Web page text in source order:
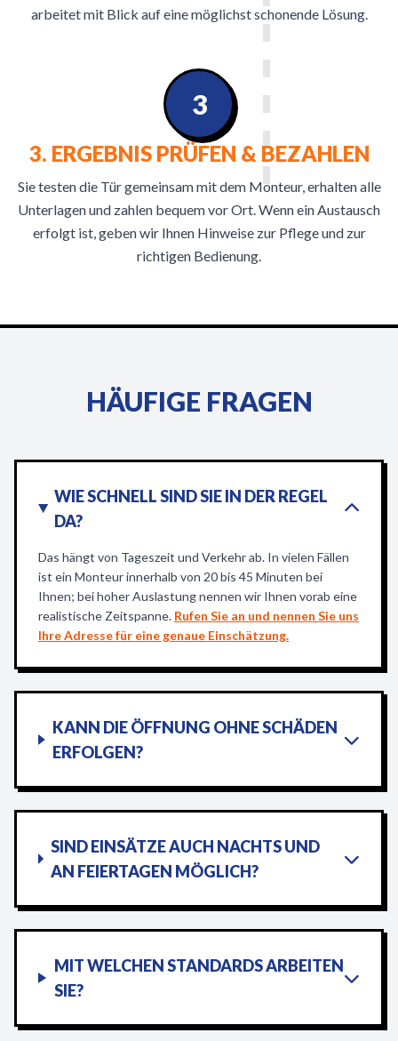
arbeitet mit Blick auf eine möglichst schonende Lösung.
3. ERGEBNIS PRÜFEN & BEZAHLEN
Sie testen die Tür gemeinsam mit dem Monteur, erhalten alle
Unterlagen und zahlen bequem vor Ort. Wenn ein Austausch
erfolgt ist, geben wir Ihnen Hinweise zur Pflege und zur
richtigen Bedienung.
3
HÄUFIGE FRAGEN
WIE SCHNELL SIND SIE IN DER REGEL
DA?
Das hängt von Tageszeit und Verkehr ab. In vielen Fällen
ist ein Monteur innerhalb von 20 bis 45 Minuten bei
Ihnen; bei hoher Auslastung nennen wir Ihnen vorab eine
realistische Zeitspanne. Rufen Sie an und nennen Sie uns
Ihre Adresse für eine genaue Einschätzung.
KANN DIE ÖFFNUNG OHNE SCHÄDEN
ERFOLGEN?
SIND EINSÄTZE AUCH NACHTS UND
AN FEIERTAGEN MÖGLICH?
MIT WELCHEN STANDARDS ARBEITEN
SIE?